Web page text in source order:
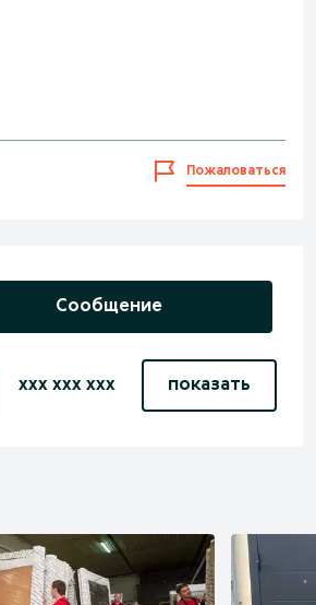
Пожаловаться
Сообщение
xxx xxx xxx показать